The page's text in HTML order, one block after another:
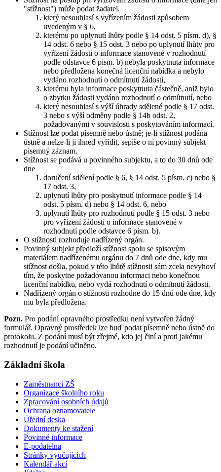
"stížnost") může podat žadatel,
který nesouhlasí s vyřízením žádosti způsobem
uvedeným v § 6,
kterému po uplynutí lhůty podle § 14 odst. 5 písm. d), §
14 odst. 6 nebo § 15 odst. 3 nebo po uplynutí lhůty pro
vyřízení žádosti o informace stanovené v rozhodnutí
podle odstavce 6 písm. b) nebyla poskytnuta informace
nebo předložena konečná licenční nabídka a nebylo
vydáno rozhodnutí o odmítnutí žádosti,
kterému byla informace poskytnuta částečně, aniž bylo
o zbytku žádosti vydáno rozhodnutí o odmítnutí, nebo
který nesouhlasí s výší úhrady sdělené podle § 17 odst.
3 nebo s výší odměny podle § 14b odst. 2,
požadovanými v souvislosti s poskytováním informací.
Stížnost lze podat písemně nebo ústně; je-li stížnost podána
ústně a nelze-li ji ihned vyřídit, sepíše o ní povinný subjekt
písemný záznam.
Stížnost se podává u povinného subjektu, a to do 30 dnů ode
dne
doručení sdělení podle § 6, § 14 odst. 5 písm. c) nebo §
17 odst. 3,
uplynutí lhůty pro poskytnutí informace podle § 14
odst. 5 písm. d) nebo § 14 odst. 6, nebo
uplynutí lhůty pro rozhodnutí podle § 15 odst. 3 nebo
pro vyřízení žádosti o informace stanovené v
rozhodnutí podle odstavce 6 písm. b).
O stížnosti rozhoduje nadřízený orgán.
Povinný subjekt předloží stížnost spolu se spisovým
materiálem nadřízenému orgánu do 7 dnů ode dne, kdy mu
stížnost došla, pokud v této lhůtě stížnosti sám zcela nevyhoví
tím, že poskytne požadovanou informaci nebo konečnou
licenční nabídku, nebo vydá rozhodnutí o odmítnutí žádosti.
Nadřízený orgán o stížnosti rozhodne do 15 dnů ode dne, kdy
mu byla předložena.
Pozn. Pro podání opravného prostředku není vytvořen žádný
formulář. Opravný prostředek lze buď podat písemně nebo ústně do
protokolu. Z podání musí být zřejmé, kdo jej činí a proti jakému
rozhodnutí je podání učiněno.
Základní škola
Zaměstnanci ZŠ
Organizace školního roku
Zpracování osobních údajů
Ochrana oznamovatele
Úřední deska
Dokumenty ke stažení
Povinné informace
E-podatelna
Stránky vyučujících
Kalendář akcí